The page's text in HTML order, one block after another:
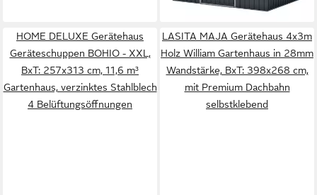
lieferbar - in 3-4 Werktagen bei dir
HOME DELUXE Gerätehaus
Geräteschuppen BOHIO - XXL,
BxT: 257x313 cm, 11,6 m³
Gartenhaus, verzinktes Stahlblech
4 Belüftungsöffnungen
LASITA MAJA Gerätehaus 4x3m
Holz William Gartenhaus in 28mm
Wandstärke, BxT: 398x268 cm,
mit Premium Dachbahn
selbstklebend